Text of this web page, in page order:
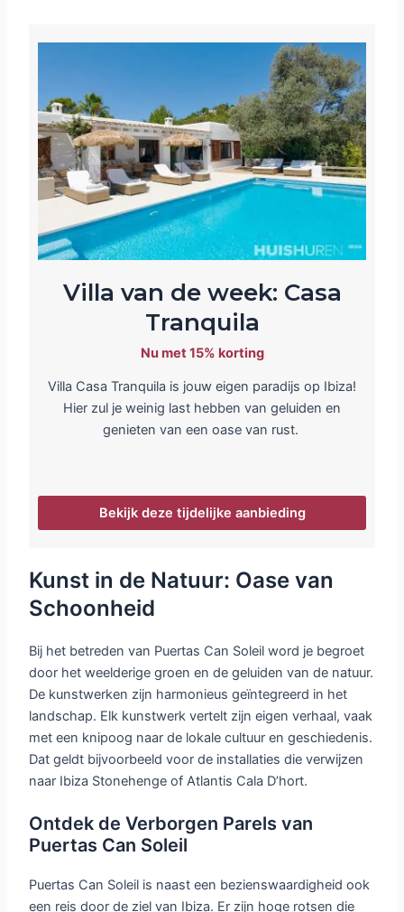
Villa van de week: Casa
Tranquila
Nu met 15% korting
Villa Casa Tranquila is jouw eigen paradijs op Ibiza!
Hier zul je weinig last hebben van geluiden en
genieten van een oase van rust.
Bekijk deze tijdelijke aanbieding
Kunst in de Natuur: Oase van
Schoonheid
Bij het betreden van Puertas Can Soleil word je begroet
door het weelderige groen en de geluiden van de natuur.
De kunstwerken zijn harmonieus geïntegreerd in het
landschap. Elk kunstwerk vertelt zijn eigen verhaal, vaak
met een knipoog naar de lokale cultuur en geschiedenis.
Dat geldt bijvoorbeeld voor de installaties die verwijzen
naar Ibiza Stonehenge of Atlantis Cala D’hort.
Ontdek de Verborgen Parels van
Puertas Can Soleil
Puertas Can Soleil is naast een bezienswaardigheid ook
een reis door de ziel van Ibiza. Er zijn hoge rotsen die